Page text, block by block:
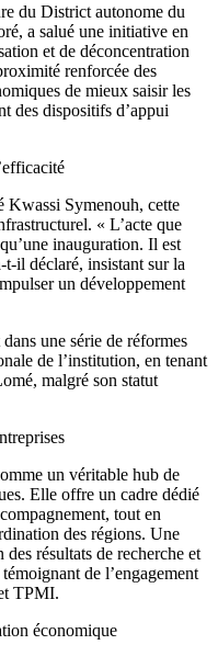
du District autonome du
a salué une initiative en
et de déconcentration
renforcée des
de mieux saisir les
des dispositifs d’appui
Kwassi Symenouh, cette
« L’acte que
inauguration. Il est
t-il déclaré, insistant sur la
un développement
une série de réformes
de l’institution, en tenant
malgré son statut
un véritable hub de
Elle offre un cadre dédié
tout en
des régions. Une
résultats de recherche et
de l’engagement
TPMI.
économique